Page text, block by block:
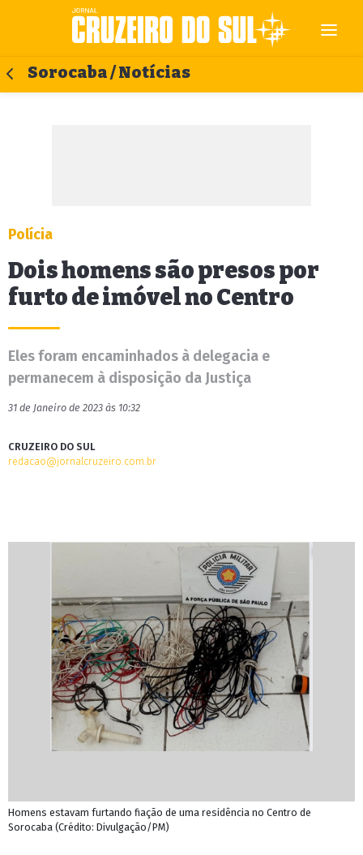
Sorocaba / Notícias
Polícia
Dois homens são presos por
furto de imóvel no Centro
Eles foram encaminhados à delegacia e
permanecem à disposição da Justiça
31 de Janeiro de 2023 às 10:32
CRUZEIRO DO SUL
redacao@jornalcruzeiro.com.br
Homens estavam furtando fiação de uma residência no Centro de
Sorocaba (Crédito: Divulgação/PM)